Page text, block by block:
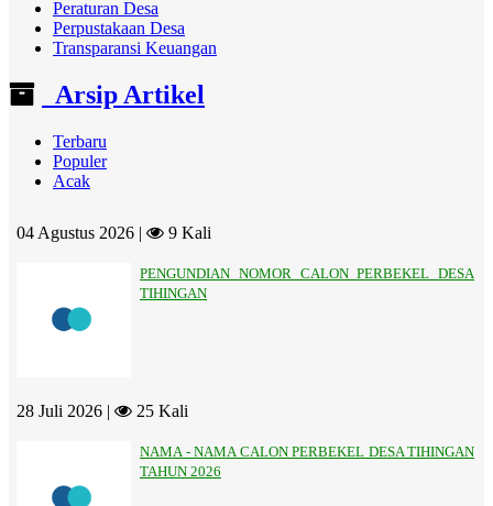
Peraturan Desa
Perpustakaan Desa
Transparansi Keuangan
Arsip Artikel
Terbaru
Populer
Acak
04 Agustus 2026 | 9 Kali
PENGUNDIAN NOMOR CALON PERBEKEL DESA
TIHINGAN
28 Juli 2026 | 25 Kali
NAMA - NAMA CALON PERBEKEL DESA TIHINGAN
TAHUN 2026